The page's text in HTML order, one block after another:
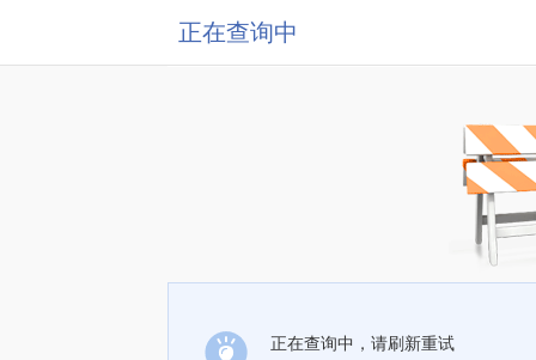
正在查询中
正在查询中，请刷新重试